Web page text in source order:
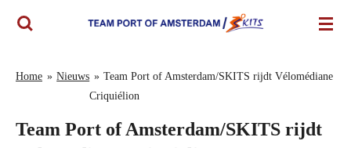
Ga
deHome » Nieuws » Team Port of Amsterdam/SKITS rijdt Vélomédiane
Criquiélion
Team Port of Amsterdam/SKITS rijdt